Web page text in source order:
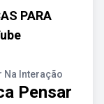
PARA
Na Interação
Pensar